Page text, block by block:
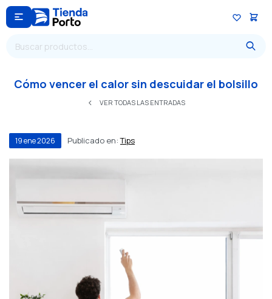

Cómo vencer el calor sin descuidar el bolsillo
VER TODAS LAS ENTRADAS
19ene2026 Publicado en:Tips